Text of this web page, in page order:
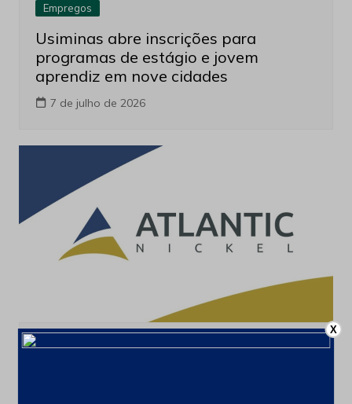
Empregos
Usiminas abre inscrições para
programas de estágio e jovem
aprendiz em nove cidades
7 de julho de 2026
Empregos
X